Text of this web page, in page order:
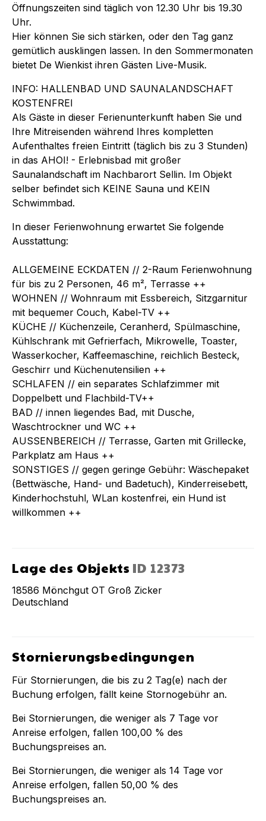
Öffnungszeiten sind täglich von 12.30 Uhr bis 19.30
Uhr.
Hier können Sie sich stärken, oder den Tag ganz
gemütlich ausklingen lassen. In den Sommermonaten
bietet De Wienkist ihren Gästen Live-Musik.
INFO: HALLENBAD UND SAUNALANDSCHAFT
KOSTENFREI
Als Gäste in dieser Ferienunterkunft haben Sie und
Ihre Mitreisenden während Ihres kompletten
Aufenthaltes freien Eintritt (täglich bis zu 3 Stunden)
in das AHOI! - Erlebnisbad mit großer
Saunalandschaft im Nachbarort Sellin. Im Objekt
selber befindet sich KEINE Sauna und KEIN
Schwimmbad.
In dieser Ferienwohnung erwartet Sie folgende
Ausstattung:
ALLGEMEINE ECKDATEN // 2-Raum Ferienwohnung
für bis zu 2 Personen, 46 m², Terrasse ++
WOHNEN // Wohnraum mit Essbereich, Sitzgarnitur
mit bequemer Couch, Kabel-TV ++
KÜCHE // Küchenzeile, Ceranherd, Spülmaschine,
Kühlschrank mit Gefrierfach, Mikrowelle, Toaster,
Wasserkocher, Kaffeemaschine, reichlich Besteck,
Geschirr und Küchenutensilien ++
SCHLAFEN // ein separates Schlafzimmer mit
Doppelbett und Flachbild-TV++
BAD // innen liegendes Bad, mit Dusche,
Waschtrockner und WC ++
AUSSENBEREICH // Terrasse, Garten mit Grillecke,
Parkplatz am Haus ++
SONSTIGES // gegen geringe Gebühr: Wäschepaket
(Bettwäsche, Hand- und Badetuch), Kinderreisebett,
Kinderhochstuhl, WLan kostenfrei, ein Hund ist
willkommen ++
Lage des Objekts ID 12373
18586 Mönchgut OT Groß Zicker
Deutschland
Stornierungsbedingungen
Für Stornierungen, die bis zu 2 Tag(e) nach der
Buchung erfolgen, fällt keine Stornogebühr an.
Bei Stornierungen, die weniger als 7 Tage vor
Anreise erfolgen, fallen 100,00 % des
Buchungspreises an.
Bei Stornierungen, die weniger als 14 Tage vor
Anreise erfolgen, fallen 50,00 % des
Buchungspreises an.